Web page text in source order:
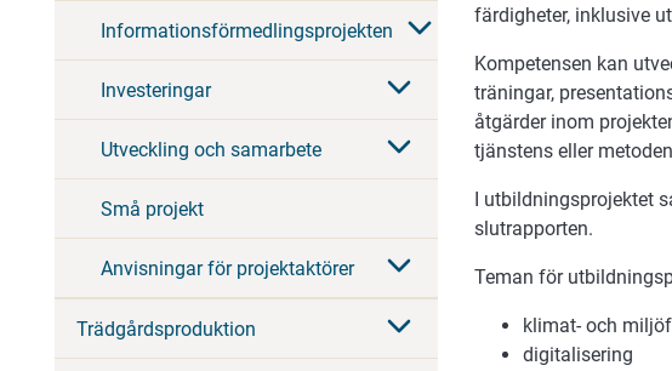
Informationsförmedlingsprojekten
Investeringar
Utveckling och samarbete
Små projekt
Anvisningar för projektaktörer
Trädgårdsproduktion
färdigheter, inklusive
Kompetensen kan
träningar,
åtgärder inom
tjänstens eller
I utbildningsprojektet
slutrapporten.
Teman för
klimat- och
digitalisering